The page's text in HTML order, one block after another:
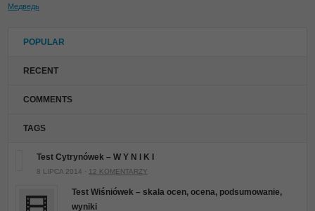
Медведь
POPULAR
RECENT
COMMENTS
TAGS
Test Cytrynówek – W Y N I K I
8 LIPCA 2014 · 12 KOMENTARZY
Test Wiśniówek – skala ocen, ocena, podsumowanie,
wyniki